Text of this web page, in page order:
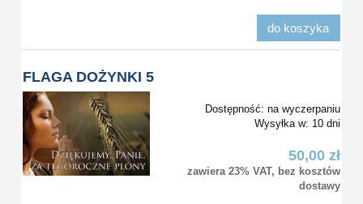
do koszyka
FLAGA DOŻYNKI 5
Dostępność: na wyczerpaniu
Wysyłka w: 10 dni
50,00 zł
zawiera 23% VAT, bez kosztów
dostawy